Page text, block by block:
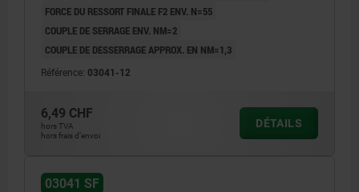
FORCE DU RESSORT FINALE F2 ENV. N=55
COUPLE DE SERRAGE ENV. NM=2
COUPLE DE DESSERRAGE APPROX. EN NM=1,3
Référence: 03041-12
6,49 CHF
hors TVA
hors frais d’envoi
DÉTAILS
03041 SF